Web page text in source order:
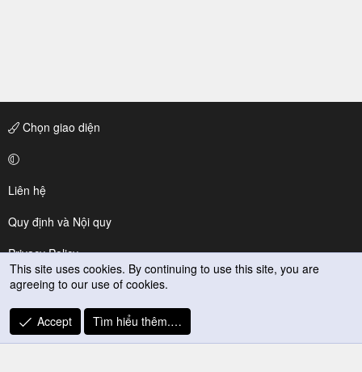
Chọn giao diện
Liên hệ
Quy định và Nội quy
Privacy Policy
Trợ giúp
R
S
This site uses cookies. By continuing to use this site, you are
agreeing to our use of cookies.
Accept Tìm hiểu thêm.…